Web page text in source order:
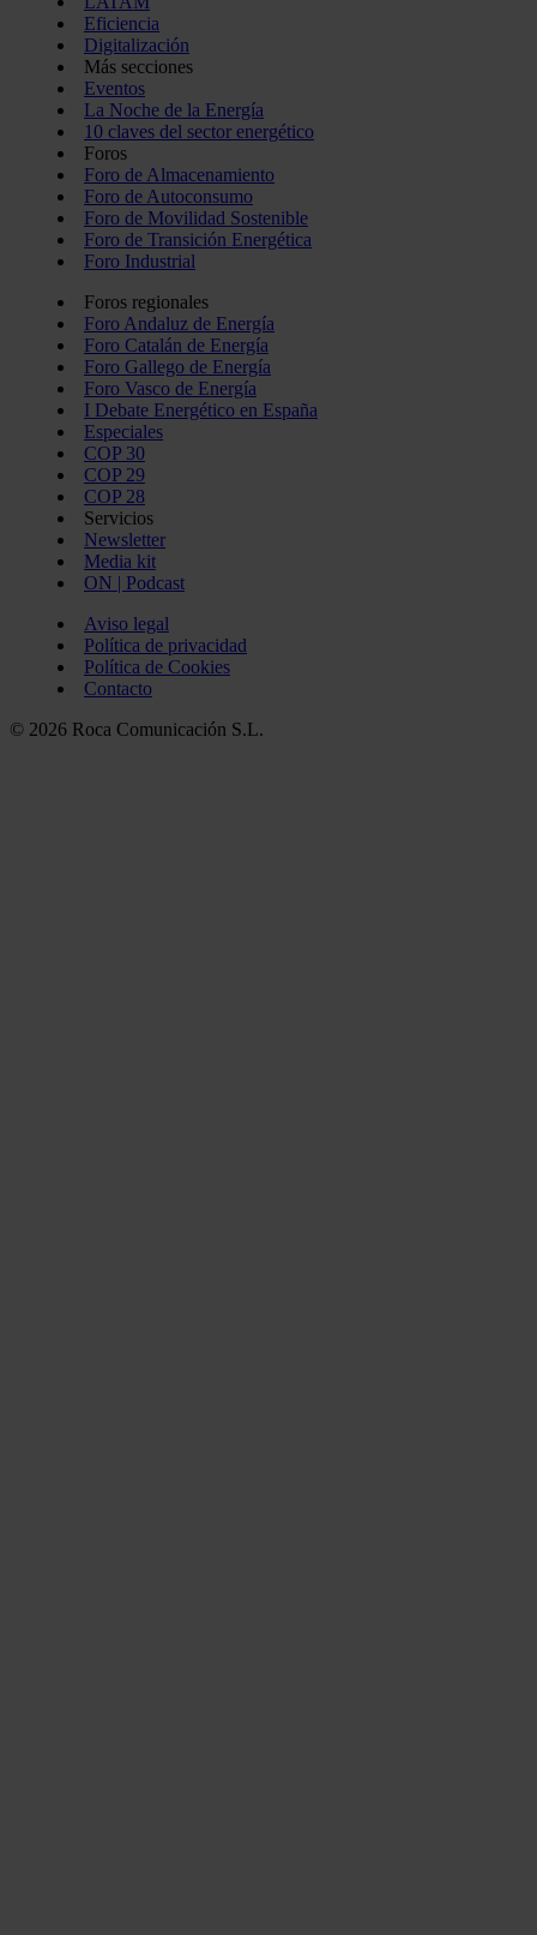
Eficiencia
Digitalización
Más secciones
Eventos
La Noche de la Energía
10 claves del sector energético
Foros
Foro de Almacenamiento
Foro de Autoconsumo
Foro de Movilidad Sostenible
Foro de Transición Energética
Foro Industrial
Foros regionales
Foro Andaluz de Energía
Foro Catalán de Energía
Foro Gallego de Energía
Foro Vasco de Energía
I Debate Energético en España
Especiales
COP 30
COP 29
COP 28
Servicios
Newsletter
Media kit
ON | Podcast
Aviso legal
Política de privacidad
Política de Cookies
Contacto
© 2026 Roca Comunicación S.L.